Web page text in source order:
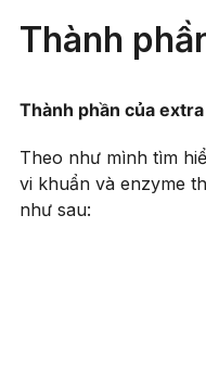
Thành
Thành phần của
Theo như mình tìm
vi khuẩn và enzyme
như sau: